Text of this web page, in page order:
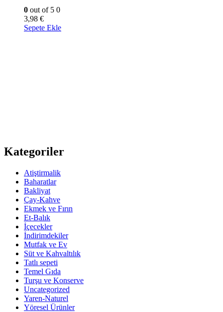
0 out of 5 0
3,98 €
Sepete Ekle
Kategoriler
Atiştirmalik
Baharatlar
Bakliyat
Çay-Kahve
Ekmek ve Fırın
Et-Balık
İçecekler
İndirimdekiler
Mutfak ve Ev
Süt ve Kahvaltılık
Tatlı sepeti
Temel Gıda
Turşu ve Konserve
Uncategorized
Yaren-Naturel
Yöresel Ürünler